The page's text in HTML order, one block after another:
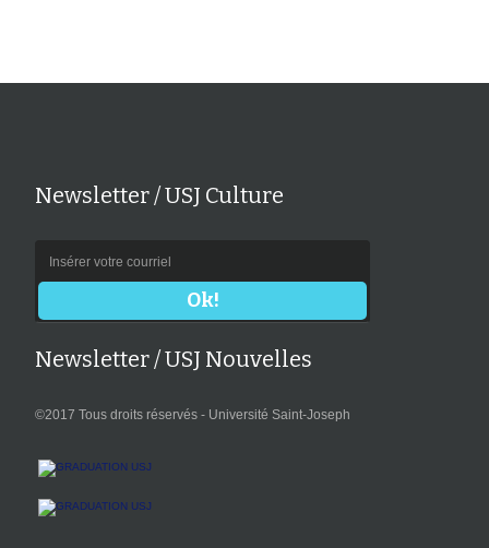
Newsletter / USJ Culture
Newsletter / USJ Nouvelles
©2017 Tous droits réservés - Université Saint-Joseph